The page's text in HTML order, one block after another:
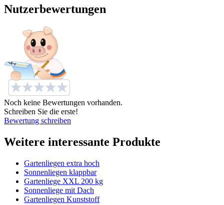
Nutzerbewertungen
Noch keine Bewertungen vorhanden.
Schreiben Sie die erste!
Bewertung schreiben
Weitere interessante Produkte
Gartenliegen extra hoch
Sonnenliegen klappbar
Gartenliege XXL 200 kg
Sonnenliege mit Dach
Gartenliegen Kunststoff